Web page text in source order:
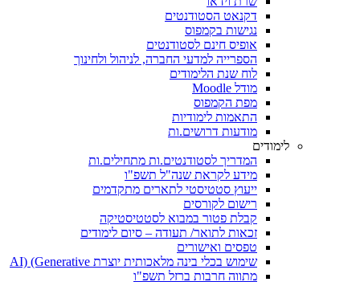
דקנאט הסטודנטים
נגישות בקמפוס
אופיס חינם לסטודנטים
הספרייה למדעי החברה, לניהול ולחינוך
לוח שנת הלימודים
מודל Moodle
מפת הקמפוס
התאמות לימודיות
מודעות דרושים.ות
לימודים
המדריך לסטודנטים.ות מתחילים.ות
מידע לקראת שנה"ל תשפ"ו
ייעוץ סטטיסטי לתארים מתקדמים
רישום לקורסים
קבלת פטור במבוא לסטטיסטיקה
זכאות לתואר/ תעודה – סיום לימודים
טפסים ואישורים
שימוש בכלי בינה מלאכותית יוצרת AI) (Generative
מתווה חרבות ברזל תשפ"ו